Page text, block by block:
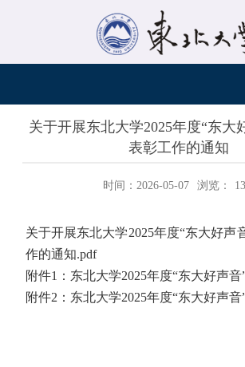
关于开展东北大学2025年度“东大
表彰工作的通知
时间：2026-05-07 浏览：
关于开展东北大学2025年度“东大好声
作的通知.pdf
附件1：东北大学2025年度“东大好声音
附件2：东北大学2025年度“东大好声音